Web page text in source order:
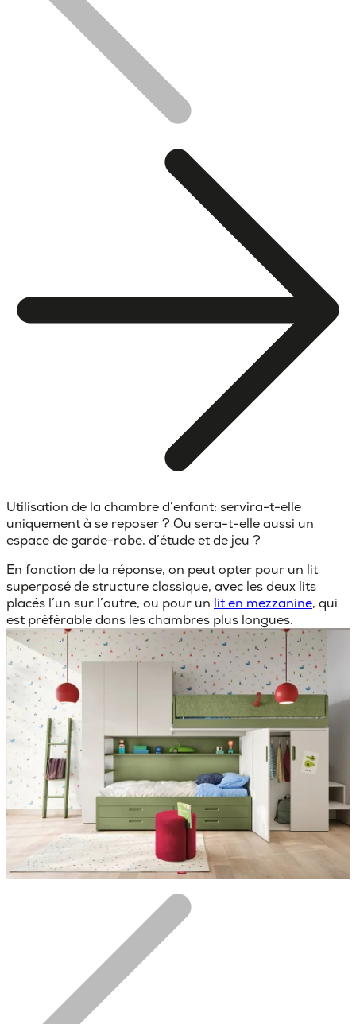
Utilisation de la chambre d’enfant: servira-t-elle
uniquement à se reposer ? Ou sera-t-elle aussi un
espace de garde-robe, d’étude et de jeu ?
En fonction de la réponse, on peut opter pour un lit
superposé de structure classique, avec les deux lits
placés l’un sur l’autre, ou pour un lit en mezzanine, qui
est préférable dans les chambres plus longues.